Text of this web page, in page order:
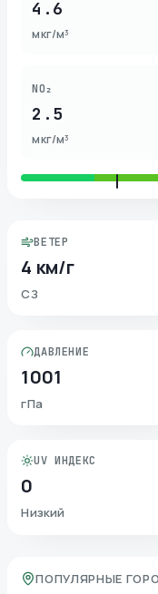
4.6
мкг/м³
NO₂
2.5
мкг/м³
ВЕТЕР
4 км/г
СЗ
ДАВЛЕНИЕ
1001
гПа
UV ИНДЕКС
0
Низкий
ПОПУЛЯРНЫЕ